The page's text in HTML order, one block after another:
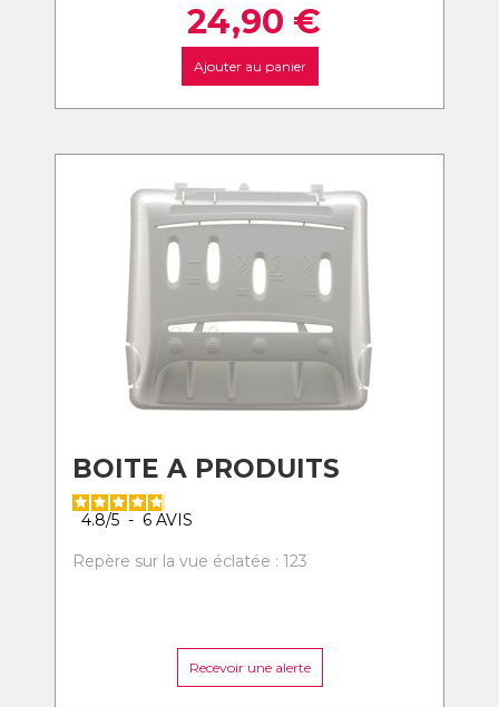
24,90 €
Ajouter au panier
BOITE A PRODUITS
4.8/5 - 6 AVIS
Repère sur la vue éclatée : 123
Recevoir une alerte